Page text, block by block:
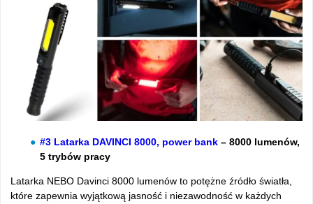
#3 Latarka DAVINCI 8000, power bank – 8000 lumenów,
5 trybów pracy
Latarka NEBO Davinci 8000 lumenów to potężne źródło światła,
które zapewnia wyjątkową jasność i niezawodność w każdych